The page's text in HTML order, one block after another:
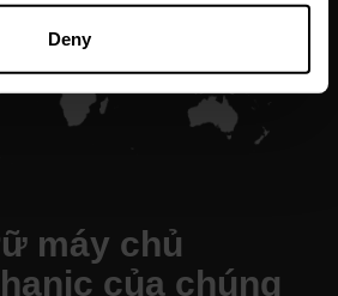
Deny
máy chủ
của chúng